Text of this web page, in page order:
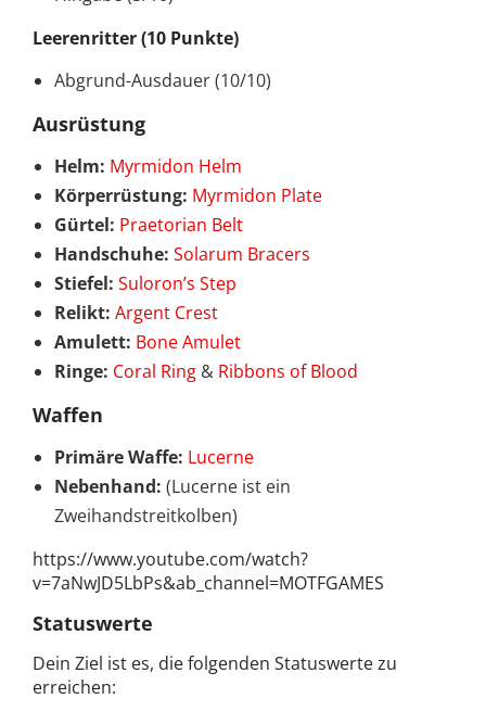
Leerenritter (10 Punkte)
Abgrund-Ausdauer (10/10)
Ausrüstung
Helm: Myrmidon Helm
Körperrüstung: Myrmidon Plate
Gürtel: Praetorian Belt
Handschuhe: Solarum Bracers
Stiefel: Suloron’s Step
Relikt: Argent Crest
Amulett: Bone Amulet
Ringe: Coral Ring & Ribbons of Blood
Waffen
Primäre Waffe: Lucerne
Nebenhand: (Lucerne ist ein
Zweihandstreitkolben)
https://www.youtube.com/watch?
v=7aNwJD5LbPs&ab_channel=MOTFGAMES
Statuswerte
Dein Ziel ist es, die folgenden Statuswerte zu
erreichen: